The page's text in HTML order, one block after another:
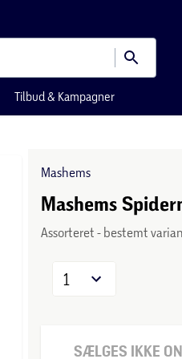
Tilbud & Kampagner
Mashems
Mashems
Assorteret - bestemt
1
SÆLGES IKKE